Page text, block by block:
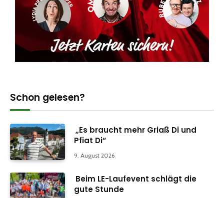
Schon gelesen?
„Es braucht mehr Griaß Di und
Pfiat Di“
9. August 2026
Beim LE-Laufevent schlägt die
gute Stunde